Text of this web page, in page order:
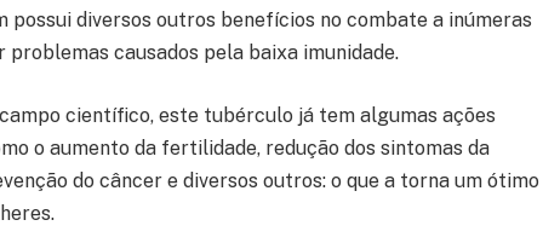
possui diversos outros benefícios no combate a inúmeras
causados pela baixa imunidade.
científico, este tubérculo já tem algumas ações
o aumento da fertilidade, redução dos sintomas da
do câncer e diversos outros: o que a torna um ótimo